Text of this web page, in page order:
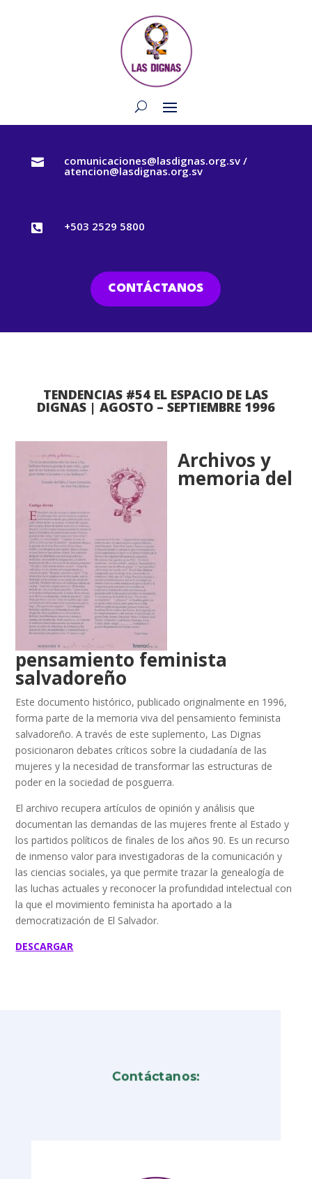
 comunicaciones@lasdignas.org.sv /
atencion@lasdignas.org.sv
 +503 2529 5800
CONTÁCTANOS
TENDENCIAS #54 EL ESPACIO DE LAS
DIGNAS | AGOSTO – SEPTIEMBRE 1996
Archivos y
memoria del
pensamiento feminista
salvadoreño
Este documento histórico, publicado originalmente en 1996,
forma parte de la memoria viva del pensamiento feminista
salvadoreño. A través de este suplemento, Las Dignas
posicionaron debates críticos sobre la ciudadanía de las
mujeres y la necesidad de transformar las estructuras de
poder en la sociedad de posguerra.
El archivo recupera artículos de opinión y análisis que
documentan las demandas de las mujeres frente al Estado y
los partidos políticos de finales de los años 90. Es un recurso
de inmenso valor para investigadoras de la comunicación y
las ciencias sociales, ya que permite trazar la genealogía de
las luchas actuales y reconocer la profundidad intelectual con
la que el movimiento feminista ha aportado a la
democratización de El Salvador.
DESCARGAR
Contáctanos: